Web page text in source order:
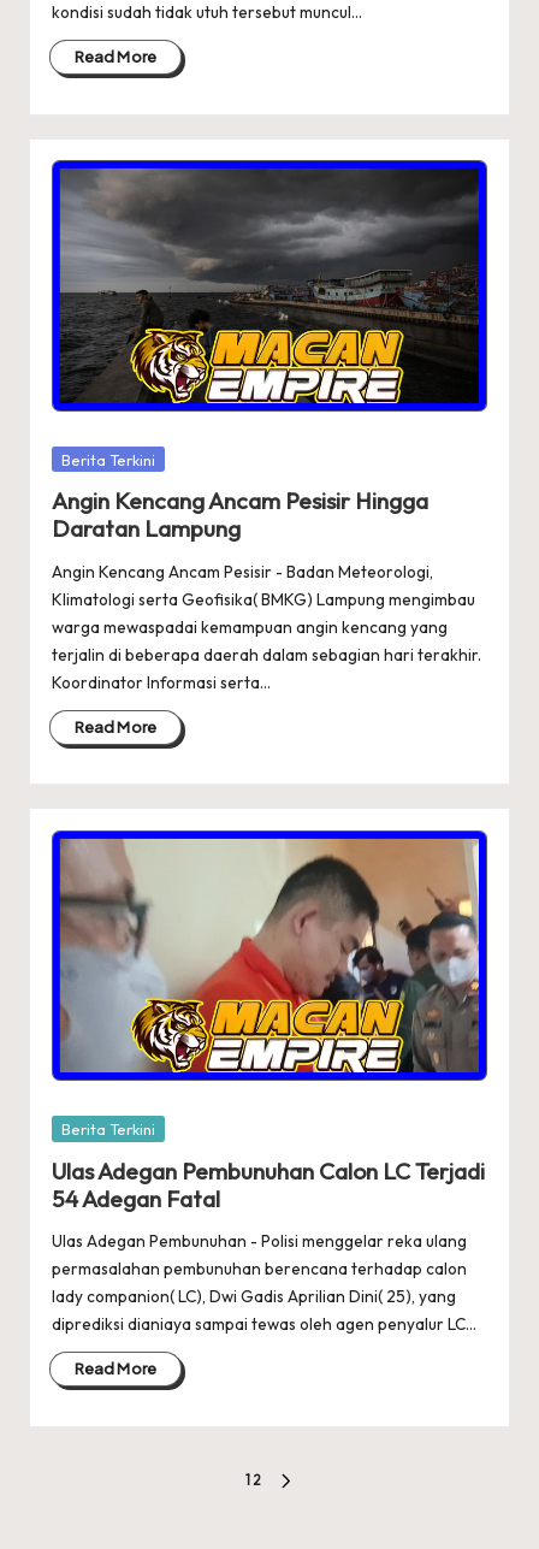
kondisi sudah tidak utuh tersebut muncul…
Read More
Posted
Berita Terkini
Angin Kencang Ancam Pesisir Hingga
Daratan Lampung
Angin Kencang Ancam Pesisir - Badan Meteorologi,
Klimatologi serta Geofisika( BMKG) Lampung mengimbau
warga mewaspadai kemampuan angin kencang yang
terjalin di beberapa daerah dalam sebagian hari terakhir.
Koordinator Informasi serta…
Read More
Posted
Berita Terkini
Ulas Adegan Pembunuhan Calon LC Terjadi
54 Adegan Fatal
Ulas Adegan Pembunuhan - Polisi menggelar reka ulang
permasalahan pembunuhan berencana terhadap calon
lady companion( LC), Dwi Gadis Aprilian Dini( 25), yang
diprediksi dianiaya sampai tewas oleh agen penyalur LC…
Read More
1 2